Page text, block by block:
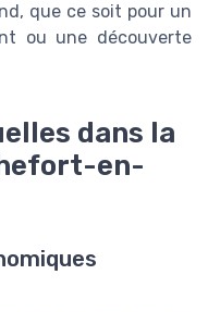
que ce soit pour un
ou une découverte
dans la
en-